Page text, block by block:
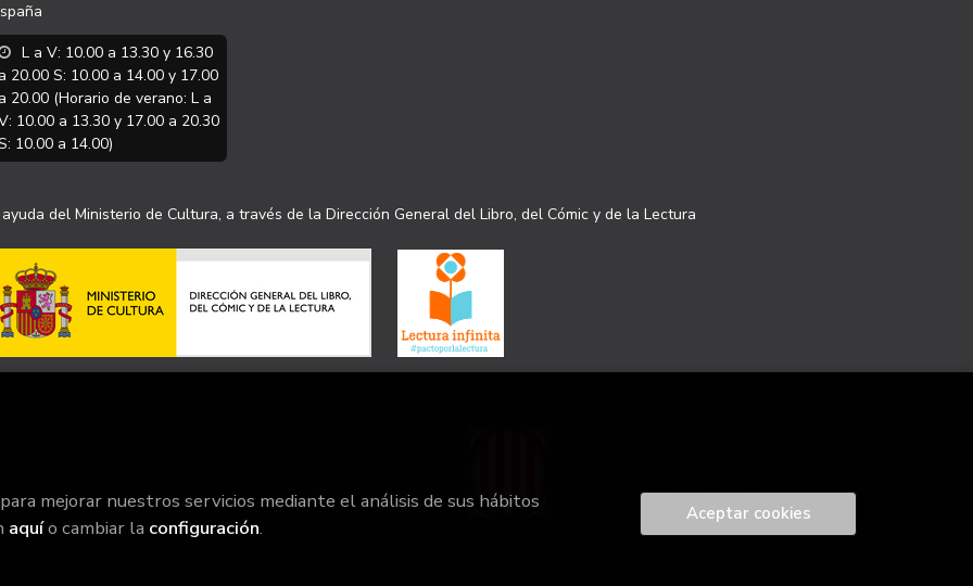
L a V: 10.00 a 13.30 y 16.30
20.00 S: 10.00 a 14.00 y 17.00
20.00 (Horario de verano: L a
10.00 a 13.30 y 17.00 a 20.30
10.00 a 14.00)
del Ministerio de Cultura, a través de la Dirección General del Libro, del Cómic y de la Lectura
mejorar nuestros servicios mediante el análisis de sus hábitos
aquío cambiar la configuración.
Aceptar cookies